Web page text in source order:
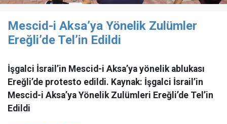
Mescid-i Aksa’ya Yönelik Zulümler
Ereğli’de Tel’in Edildi
İşgalci İsrail’in Mescid-i Aksa’ya yönelik ablukası
Ereğli’de protesto edildi. Kaynak: İşgalci İsrail’in
Mescid-i Aksa’ya Yönelik Zulümleri Ereğli’de Tel’in
Edildi